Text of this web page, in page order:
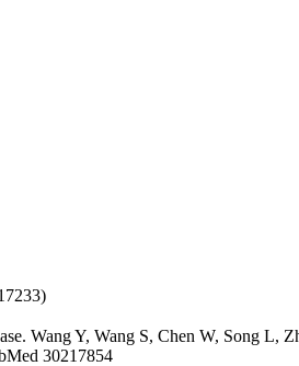
Wang Y, Wang S, Chen W, Song L,
30217854